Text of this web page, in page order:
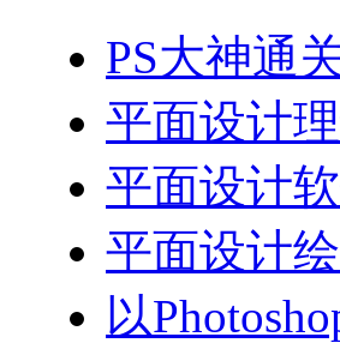
PS大神通
平面设计
平面设计
平面设计
以